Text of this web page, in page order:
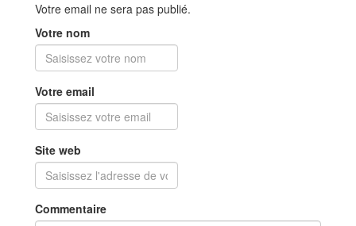
Votre email ne sera pas publié.
Votre nom
Votre email
Site web
Commentaire